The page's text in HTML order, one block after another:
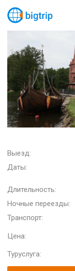
Выезд:
Даты:
Длительность:
Ночные переезды:
Транспорт:
Цена:
Туруслуга: